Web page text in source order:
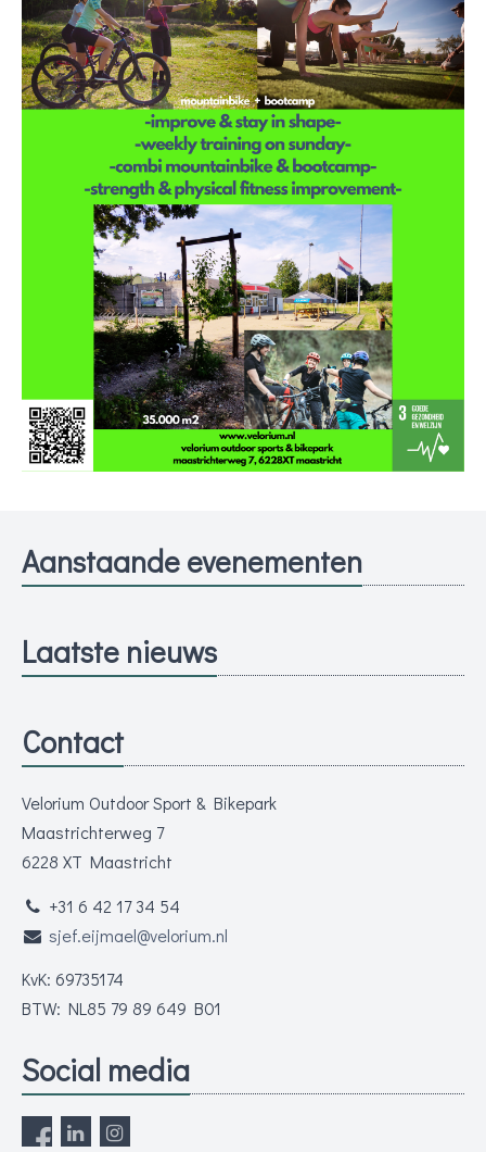
Aanstaande evenementen
Laatste nieuws
Contact
Velorium Outdoor Sport & Bikepark
Maastrichterweg 7
6228 XT Maastricht
+31 6 42 17 34 54
sjef.eijmael@velorium.nl
KvK: 69735174
BTW: NL85 79 89 649 B01
Social media